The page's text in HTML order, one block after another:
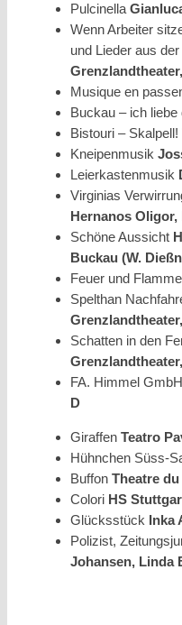
Pulcinella
Wenn Arbeiter
und Lieder aus
Musique en
Buckau – ich liebe
Bistouri – Skalpell!
Kneipenmusik
Leierkastenmusik
Virginias
Hernanos Oligor,
Schöne Aussicht
Buckau (W.
Feuer und Flamme
Spelthan
Schatten in den
FA. Himmel GmbH
D
Giraffen Teatro
Hühnchen Süss-
Buffon Theatre
Colori HS
Glücksstück Inka
Polizist,
Johansen, Linda